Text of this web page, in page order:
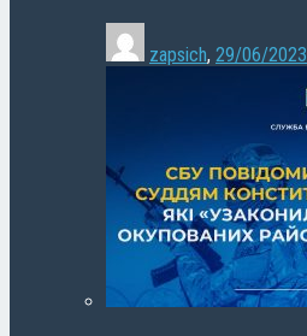
zapsich, 29/06/2023